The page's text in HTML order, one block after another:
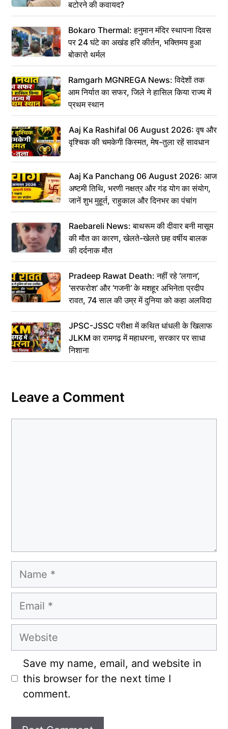
बटोरने की कवायद?
Bokaro Thermal: हनुमान मंदिर स्थापना दिवस
पर 24 घंटे का अखंड हरि कीर्तन, भक्तिमय हुआ
बोकारो थर्मल
Ramgarh MGNREGA News: विदेशों तक
आम निर्यात का सफर, जिले ने हासिल किया राज्य में
प्रथम स्थान
Aaj Ka Rashifal 06 August 2026: वृष और
वृश्चिक की चमकेगी किस्मत, मेष-तुला रहें सावधान
Aaj Ka Panchang 06 August 2026: आज
अष्टमी तिथि, भरणी नक्षत्र और गंड योग का संयोग,
जानें शुभ मुहूर्त, राहुकाल और दिनभर का पंचांग
Raebareli News: बाथरूम की दीवार बनी मासूम
की मौत का कारण, खेलते-खेलते छह वर्षीय बालक
की दर्दनाक मौत
Pradeep Rawat Death: नहीं रहे ‘लगान’,
‘सरफरोश’ और ‘गजनी’ के मशहूर अभिनेता प्रदीप
रावत, 74 साल की उम्र में दुनिया को कहा अलविदा
JPSC-JSSC परीक्षा में कथित धांधली के खिलाफ
JLKM का रामगढ़ में महाधरना, सरकार पर साधा
निशाना
Leave a Comment
Name
Email
Website
Save my name, email, and website in
this browser for the next time I
comment.